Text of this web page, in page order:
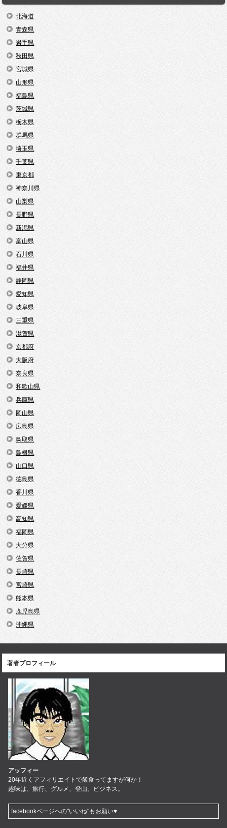
北海道
青森県
岩手県
秋田県
宮城県
山形県
福島県
茨城県
栃木県
群馬県
埼玉県
千葉県
東京都
神奈川県
山梨県
長野県
新潟県
富山県
石川県
福井県
静岡県
愛知県
岐阜県
三重県
滋賀県
京都府
大阪府
奈良県
和歌山県
兵庫県
岡山県
広島県
鳥取県
島根県
山口県
徳島県
香川県
愛媛県
高知県
福岡県
大分県
佐賀県
長崎県
宮崎県
熊本県
鹿児島県
沖縄県
著者プロフィール
アッフィー
20年近くアフィリエイトで飯食ってますが何か！
趣味は、旅行、グルメ、登山、ビジネス。
facebookページへの"いいね"もお願い♥